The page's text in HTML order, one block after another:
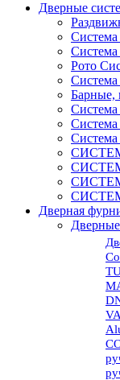
Дверные
Рото
Барные,
Система
Система
Дверная